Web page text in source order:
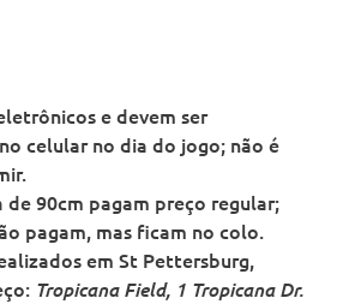
e devem ser
celular no dia do jogo; não é
de 90cm pagam preço regular;
pagam, mas ficam no colo.
em St Pettersburg,
Tropicana Field, 1 Tropicana Dr.